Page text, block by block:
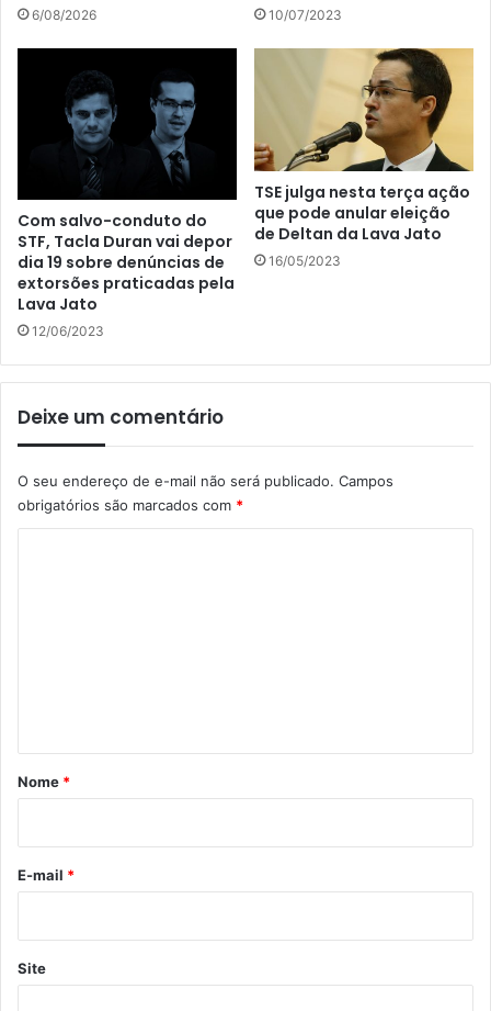
6/08/2026 10/07/2023
Com salvo-conduto do
STF, Tacla Duran vai depor
dia 19 sobre denúncias de
extorsões praticadas pela
Lava Jato
12/06/2023
TSE julga nesta terça ação
que pode anular eleição
de Deltan da Lava Jato
16/05/2023
Deixe um comentário
O seu endereço de e-mail não será publicado. Campos
obrigatórios são marcados com *
r
*
Nome *
E-mail *
Site